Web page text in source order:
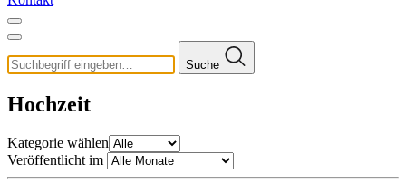
Suche
Hochzeit
Kategorie wählen
Veröffentlicht im